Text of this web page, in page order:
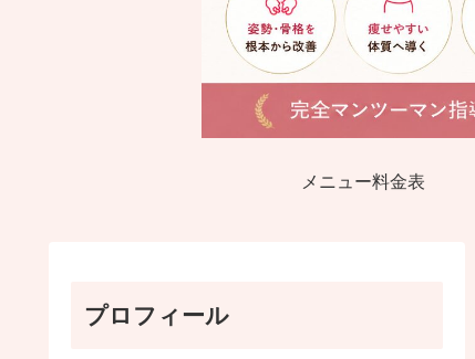
メニュー料金表
プロフィール